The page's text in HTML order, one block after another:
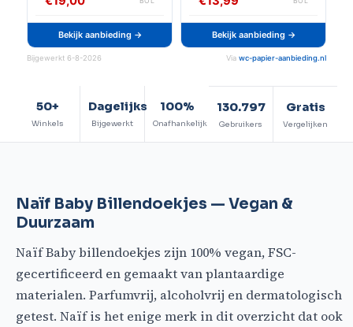
Bekijk aanbieding → Bekijk aanbieding →
Bijgewerkt 6-8-2026 Via wc-papier-aanbieding.nl
50+
Winkels
Dagelijks
Bijgewerkt
100%
Onafhankelijk
130.797
Gebruikers
Gratis
Vergelijken
Naïf Baby Billendoekjes — Vegan &
Duurzaam
Naïf Baby billendoekjes zijn 100% vegan, FSC-
gecertificeerd en gemaakt van plantaardige
materialen. Parfumvrij, alcoholvrij en dermatologisch
getest. Naïf is het enige merk in dit overzicht dat ook